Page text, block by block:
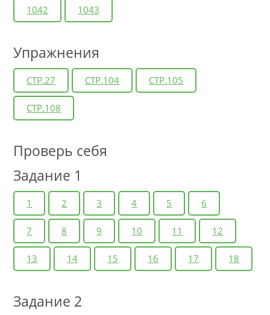
1042 1043
Упражнения
СТР.27 СТР.104 СТР.105
СТР.108
Проверь себя
Задание 1
1 2 3 4 5 6
7 8 9 10 11 12
13 14 15 16 17 18
Задание 2